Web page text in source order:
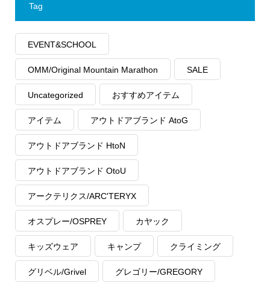
Tag
EVENT&SCHOOL
OMM/Original Mountain Marathon SALE
Uncategorized おすすめアイテム
アイテム アウトドアブランド AtoG
アウトドアブランド HtoN
アウトドアブランド OtoU
アークテリクス/ARC'TERYX
オスプレー/OSPREY カヤック
キッズウェア キャンプ クライミング
グリベル/Grivel グレゴリー/GREGORY